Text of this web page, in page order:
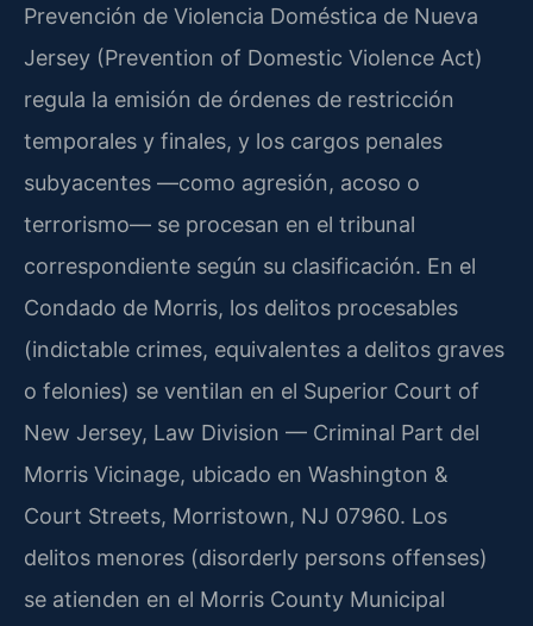
Prevención de Violencia Doméstica de Nueva
Jersey (Prevention of Domestic Violence Act)
regula la emisión de órdenes de restricción
temporales y finales, y los cargos penales
subyacentes —como agresión, acoso o
terrorismo— se procesan en el tribunal
correspondiente según su clasificación. En el
Condado de Morris, los delitos procesables
(indictable crimes, equivalentes a delitos graves
o felonies) se ventilan en el Superior Court of
New Jersey, Law Division — Criminal Part del
Morris Vicinage, ubicado en Washington &
Court Streets, Morristown, NJ 07960. Los
delitos menores (disorderly persons offenses)
se atienden en el Morris County Municipal